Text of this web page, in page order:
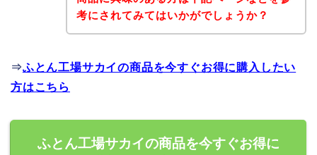
考にされてみてはいかがでしょうか？
⇒ふとん工場サカイの商品を今すぐお得に購入したい
方はこちら
ふとん工場サカイの商品を今すぐお得に